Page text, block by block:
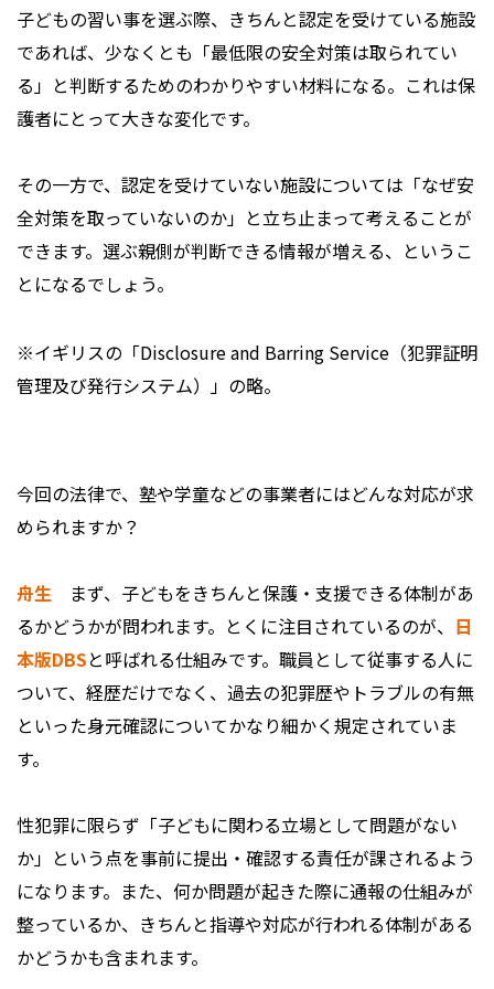
子どもの習い事を選ぶ際、きちんと認定を受けている施設
であれば、少なくとも「最低限の安全対策は取られてい
る」と判断するためのわかりやすい材料になる。これは保
護者にとって大きな変化です。
その一方で、認定を受けていない施設については「なぜ安
全対策を取っていないのか」と立ち止まって考えることが
できます。選ぶ親側が判断できる情報が増える、というこ
とになるでしょう。
※イギリスの「Disclosure and Barring Service（犯罪証明
管理及び発行システム）」の略。
――今回の法律で、塾や学童などの事業者にはどんな対応が求
められますか？
舟生 まず、子どもをきちんと保護・支援できる体制があ
るかどうかが問われます。とくに注目されているのが、 日
本版DBSと呼ばれる仕組みです。職員として従事する人に
ついて、経歴だけでなく、過去の犯罪歴やトラブルの有無
といった身元確認についてかなり細かく規定されていま
す。
性犯罪に限らず「子どもに関わる立場として問題がない
か」という点を事前に提出・確認する責任が課されるよう
になります。また、何か問題が起きた際に通報の仕組みが
整っているか、きちんと指導や対応が行われる体制がある
かどうかも含まれます。